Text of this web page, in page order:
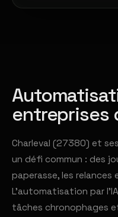
entreprises
Charleval (27380) et
un défi commun : des
paperasse, les relances
L'automatisation par
tâches chronophages